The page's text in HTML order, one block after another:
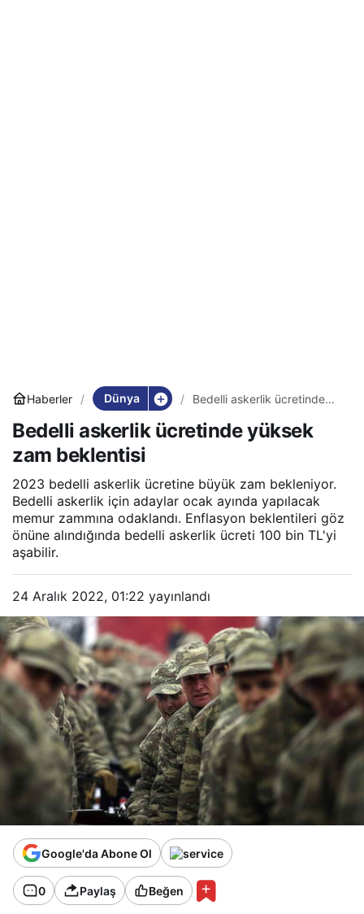
Haberler Dünya
Bedelli askerlik ücretinde
Bedelli askerlik ücretinde yüksek
zam beklentisi
2023 bedelli askerlik ücretine büyük zam bekleniyor.
Bedelli askerlik için adaylar ocak ayında yapılacak
memur zammına odaklandı. Enflasyon beklentileri göz
önüne alındığında bedelli askerlik ücreti 100 bin TL'yi
aşabilir.
24 Aralık 2022, 01:22 yayınlandı
Google'da Abone Ol
0 Paylaş Beğen